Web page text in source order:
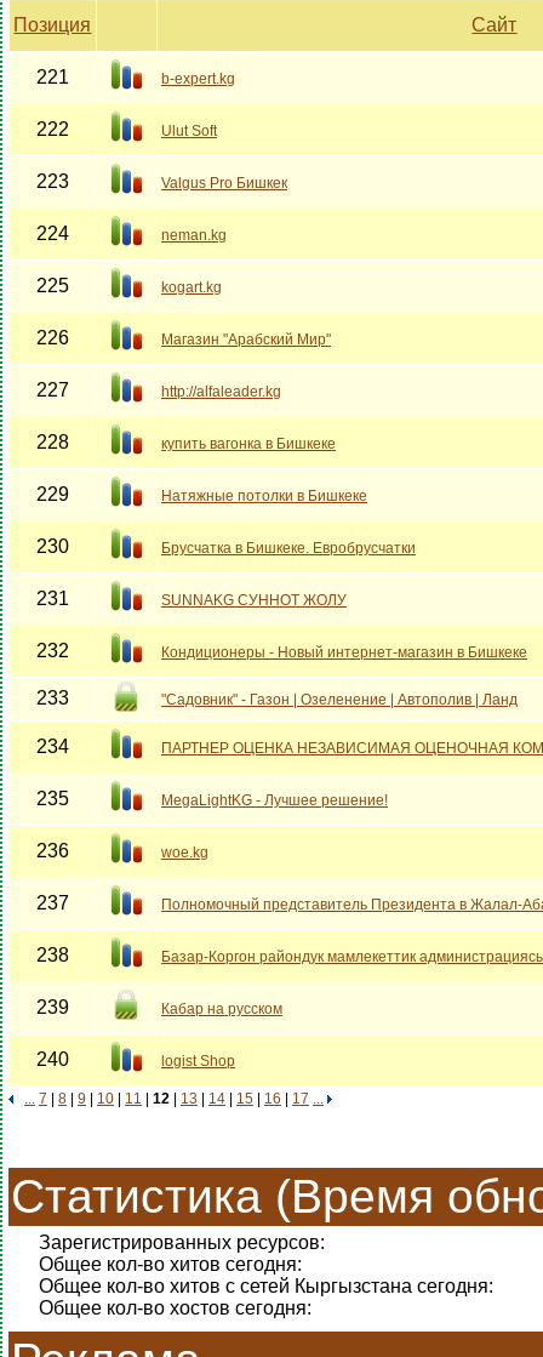
Позиция Сайт
221 b-expert.kg
222 Ulut Soft
223 Valgus Pro Бишкек
224 neman.kg
225 kogart.kg
226 Магазин "Арабский Мир"
227 http://alfaleader.kg
228 купить вагонка в Бишкеке
229 Натяжные потолки в Бишкеке
230 Брусчатка в Бишкеке. Евробрусчатки
231 SUNNAKG СУННОТ ЖОЛУ
232 Кондиционеры - Новый интернет-магазин в Бишкеке
233 "Садовник" - Газон | Озеленение | Автополив | Ланд
234 ПАРТНЕР ОЦЕНКА НЕЗАВИСИМАЯ ОЦЕНОЧНАЯ
235 MegaLightKG - Лучшее решение!
236 woe.kg
237 Полномочный представитель Президента в Жалал-
238 Базар-Коргон райондук мамлекеттик
239 Кабар на русском
240 logist Shop
... 7 8 9 10 11 12 13 14 15 16 17 ...
Статистика (Время
Зарегистрированных ресурсов:
Общее кол-во хитов сегодня:
Общее кол-во хитов с сетей Кыргызстана сегодня:
Общее кол-во хостов сегодня: